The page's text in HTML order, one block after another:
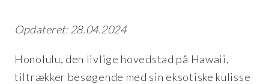
Opdateret: 28.04.2024
Honolulu, den livlige hovedstad på Hawaii,
tiltrækker besøgende med sin eksotiske kulisse